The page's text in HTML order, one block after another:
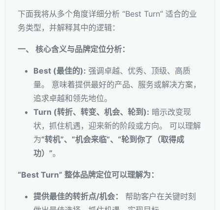
下面我将从多个角度详细分析 “Best Turn” 适合的业
务类型，并解释其中的逻辑：
一、 核心含义与品牌定位分析：
Best (最佳的): 强调卓越、优秀、顶级、高质
量。 意味着提供最好的产品、服务或解决方案，
追求卓越和领先地位。
Turn (转折、转变、机会、轮到): 暗示改变现
状，抓住机遇，迎来新的阶段或方向。 可以理解
为“转机”、“机会来临”、“轮到你了（取得成
功）”。
“Best Turn” 整体品牌定位可以理解为：
提供最佳的转折点/机会：
帮助客户在关键时刻